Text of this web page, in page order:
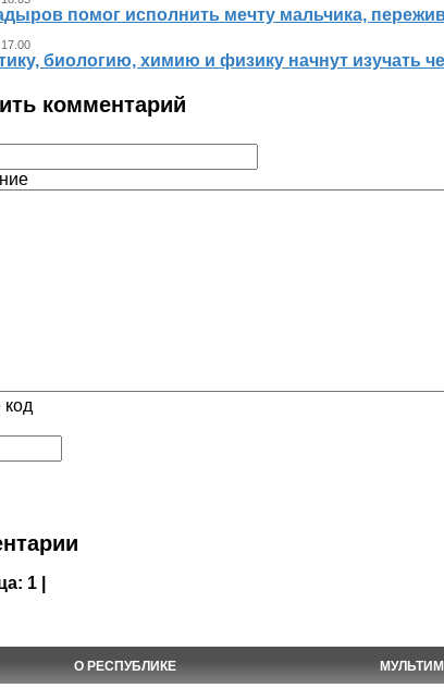
помог исполнить мечту мальчика,
биологию, химию и физику начнут изучать
комментарий
код
1 |
О РЕСПУБЛИКЕ